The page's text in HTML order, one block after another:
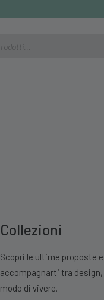
Collezioni
Scopri le ultime proposte
accompagnarti tra
modo di vivere.